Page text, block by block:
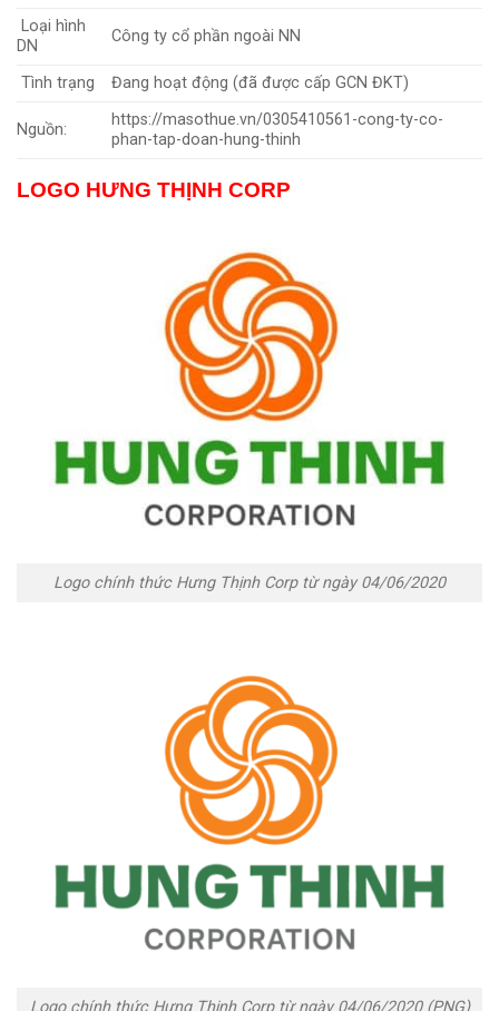
Loại hình
DN
Công ty cổ phần ngoài NN
Tình trạng Đang hoạt động (đã được cấp GCN ĐKT)
Nguồn:
https://masothue.vn/0305410561-cong-ty-co-
phan-tap-doan-hung-thinh
LOGO HƯNG THỊNH CORP
Logo chính thức Hưng Thịnh Corp từ ngày 04/06/2020
Logo chính thức Hưng Thịnh Corp từ ngày 04/06/2020 (PNG)